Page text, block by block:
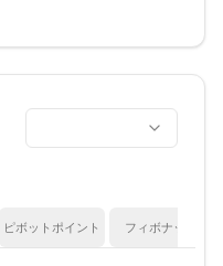
ピボットポイント フィボナッチ